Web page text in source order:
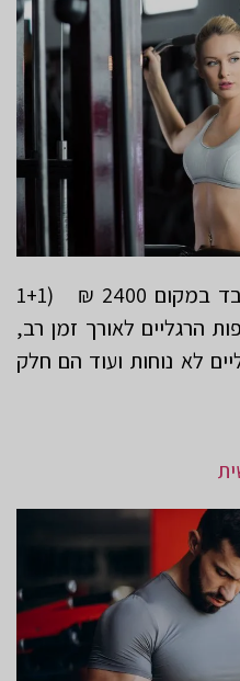
מדרסים לאומית 750 ₪ בלבד במקום 2400 ₪ (1+1
הרגליים לאורך זמן רב,
לא נוחות ועוד הם חלק